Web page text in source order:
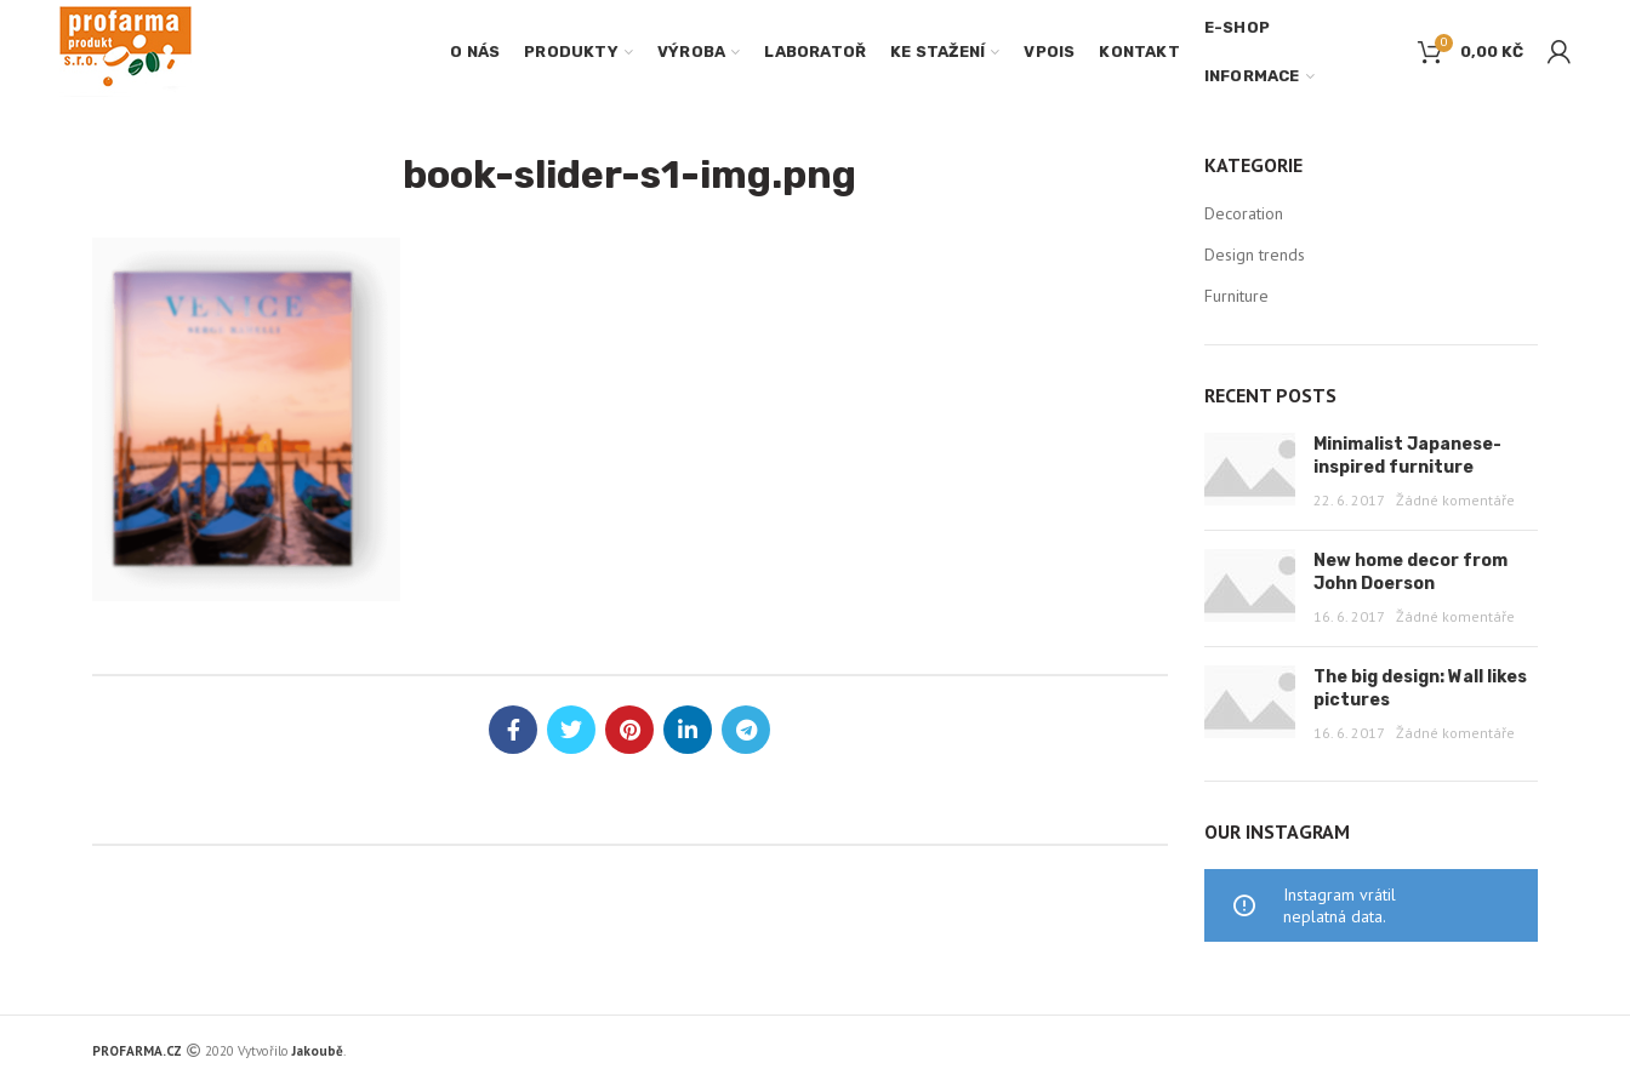
O NÁS PRODUKTY VÝROBA LABORATOŘ KE STAŽENÍ VPOIS KONTAKT
E-SHOP
INFORMACE
0
0,00 KČ
book-slider-s1-img.png KATEGORIE
Decoration
Design trends
Furniture
RECENT POSTS
Minimalist Japanese-
inspired furniture
22. 6. 2017 Žádné komentáře
New home decor from
John Doerson
16. 6. 2017 Žádné komentáře
The big design: Wall likes
pictures
16. 6. 2017 Žádné komentáře
OUR INSTAGRAM
Instagram vrátil
neplatná data.
PROFARMA.CZ 2020 VytvořiloJakoubě.